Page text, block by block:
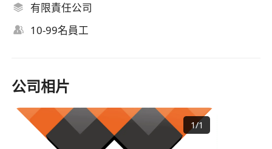
有限責任公司
10-99名員工
公司相片
1/1